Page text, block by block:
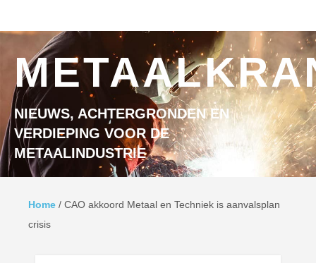
NIEUWS, ACHTERGRONDEN EN
VERDIEPING VOOR DE
METAALINDUSTRIE
Home / CAO akkoord Metaal en Techniek is aanvalsplan
crisis